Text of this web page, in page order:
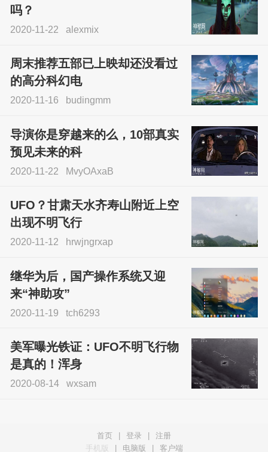
吗？
2020-11-22 alexmix
周末推荐五部已上映却还没看过
的高分科幻电
2020-11-16 budingmm
导演你是穿越来的么，10部真实
预见未来的科
2020-11-22 MvyOAxaB
UFO？甘肃天水齐寿山附近上空
出现不明飞行
2020-11-12 hrwjngrxap
继华为后，国产操作系统又迎
来“神助攻”
2020-11-19 tch6293
美军曝光铁证：UFO不明飞行物
是真的！浑身
2020-08-14 wxsam
首页 登录
注册
手机版
电脑版 客户端